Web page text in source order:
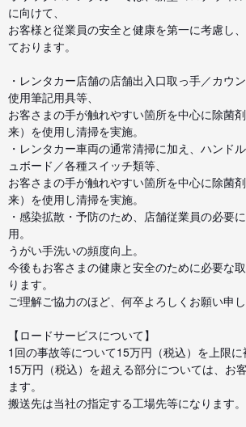
に向けて、
お客様と従業員の安全と健康を第一に考慮し
ております。
・レンタカー店舗の店舗出入口取っ手／カウ
使用筆記用具等、
お客さまの手が触れやすい箇所を中心に除菌
来）を使用し清掃を実施。
・レンタカー車両の通常清掃に加え、ハンド
ュボード／各種スイッチ類等、
お客さまの手が触れやすい箇所を中心に除菌
来）を使用し清掃を実施。
・感染拡散・予防のため、店舗従業員の必要
用。
うがい手洗いの頻度向上。
今後もお客さまの健康と安全のために必要な
ります。
ご理解ご協力のほど、何卒よろしくお願い申し
【ロードサービスについて】
1回の事故等について15万円（税込）を上限に
15万円（税込）を超える部分については、お
ます。
搬送先は当社の指定する工場先等になります。